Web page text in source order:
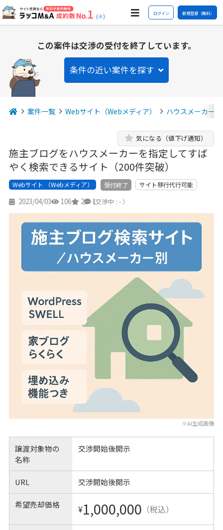
(※) ログイン 新規登録（無料）
この案件は交渉の受付を終了しています。
条件の近い案件を探す
案件一覧 Webサイト（Webメディア） ハウスメーカー
施主ブログをハウスメーカーを指定してすば
やく検索できるサイト（200件突破）
気になる（値下げ通知）
Webサイト （Webメディア） 受付終了 サイト移行代行可能
2023/04/03 106 2 1
（交渉中 : - ）
※AI生成画像
譲渡対象物の
名称
交渉開始後開示
URL 交渉開始後開示
希望売却価格 ¥1,000,000 （税込）